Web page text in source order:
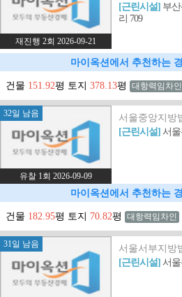
재진행 2회 2026-09-21
[근린시설] 부
리 709
마이옥션에서 추천하는
건물 151.92평 토지 378.13평 대항력임차인
32일 남음
유찰 1회 2026-09-09
서울중앙지방
[근린시설]서울
마이옥션에서 추천하는
건물 182.95평 토지 70.82평 대항력임차인
31일 남음
서울서부지방
[근린시설]서울